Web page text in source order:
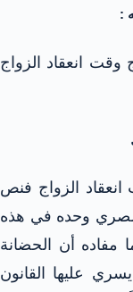
وقت انعقاد الزواج
الزواج فنص
المصري وحده في هذه
مفاده أن الحضانة
يسري عليها القانون